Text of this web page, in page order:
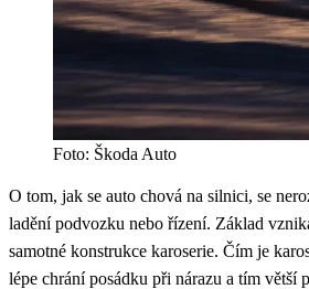
Foto: Škoda Auto
O tom, jak se auto chová na silnici, se
ladění podvozku nebo řízení. Základ
samotné konstrukce karoserie. Čím je
lépe chrání posádku při nárazu a tím větší